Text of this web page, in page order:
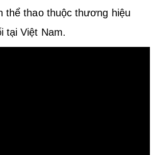
thể thao thuộc thương hiệu
tại Việt Nam.